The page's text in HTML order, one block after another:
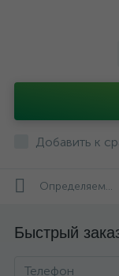
Добавить к
Определяем...
Быстрый